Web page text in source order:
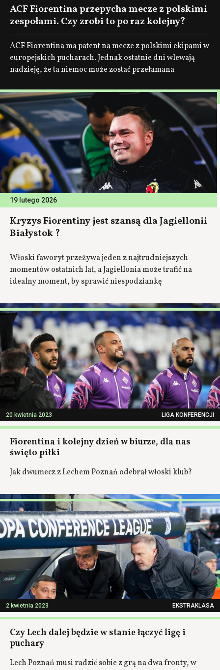
ACF Fiorentina przepycha mecze z polskimi
zespołami. Czy zrobi to po raz kolejny?
ACF Fiorentina ma patent na mecze z polskimi ekipami w
europejskich pucharach. Jednak ostatnie dni wlewają
nadzieję, że ta niemoc może zostać przełamana
19 lutego 2026
Kryzys Fiorentiny jest szansą dla Jagiellonii
Białystok ?
Włoski faworyt przeżywa jeden z najtrudniejszych
momentów ostatnich lat, a Jagiellonia może trafić na
idealny moment, by sprawić niespodziankę
20 kwietnia 2023 LIGA KONFERENCJI
Fiorentina i kolejny dzień w biurze, dla nas
święto piłki
Jak dwumecz z Lechem Poznań odebrał włoski klub?
2 kwietnia 2023 EKSTRAKLASA
Czy Lech dalej będzie w stanie łączyć ligę i
puchary
Lech Poznań musi radzić sobie z grą na dwa fronty, w